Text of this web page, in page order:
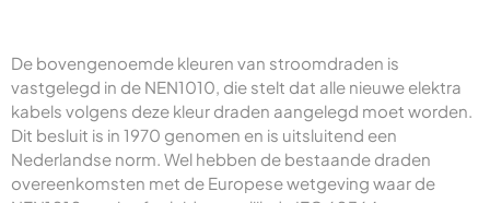
De bovengenoemde kleuren van stroomdraden is
vastgelegd in de NEN1010, die stelt dat alle nieuwe elektra
kabels volgens deze kleur draden aangelegd moet worden.
Dit besluit is in 1970 genomen en is uitsluitend een
Nederlandse norm. Wel hebben de bestaande draden
overeenkomsten met de Europese wetgeving waar de